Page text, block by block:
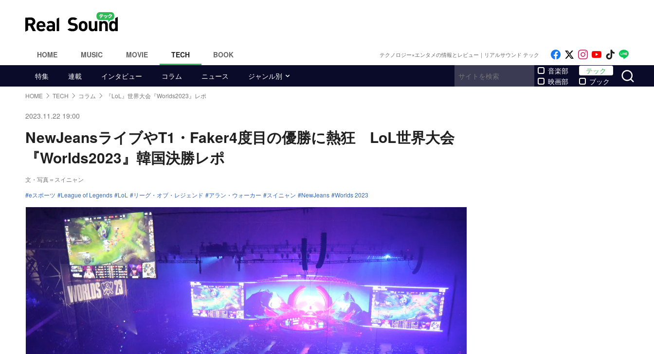
HOME MUSIC MOVIE TECH BOOK テクノロジー×エンタメの情報とレビュー｜リアルサウンド テック Like on Facebook
Follow on x
Follow on
Follow on
Follow
特集 連載 インタビュー コラム ニュース ジャンル別
音楽部
映画部
テック
ブック
HOME TECH コラム 『LoL』世界大会『Worlds2023』レポ
2023.11.22 19:00
NewJeansライブやT1・Faker4度目の優勝に熱狂 LoL世界大会
『Worlds2023』韓国決勝レポ
文・写真＝スイニャン
eスポーツ
League of Legends LoL リーグ・オブ・レジェンド アラン・ウォーカー スイニャン NewJeans Worlds 2023